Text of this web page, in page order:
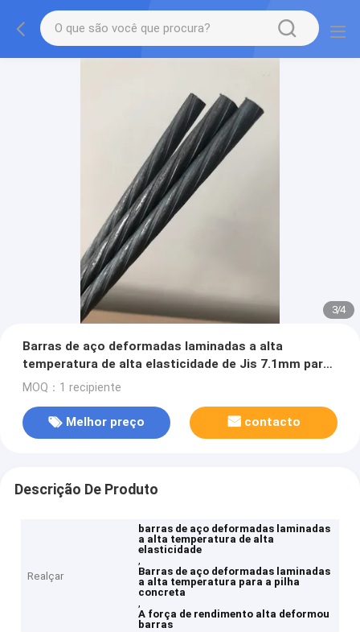
3/4
Barras de aço deformadas laminadas a alta
temperatura de alta elasticidade de Jis 7.1mm para
a pilha concreta Phc
MOQ：1 recipiente
Melhor preço contacto
Descrição De Produto
Realçar
barras de aço deformadas laminadas
a alta temperatura de alta
elasticidade
,
Barras de aço deformadas laminadas
a alta temperatura para a pilha
concreta
,
A força de rendimento alta deformou
barras